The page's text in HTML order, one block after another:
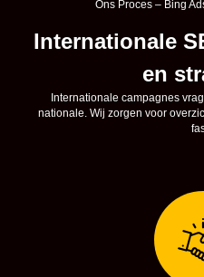
Ons Proces – Bing
Internationale
en
Internationale campagnes
nationale. Wij zorgen voor